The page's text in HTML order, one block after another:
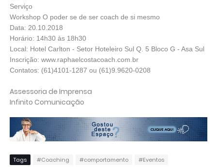
Serviço
Workshop O poder se de ser coach de si mesmo
Data: 20.10.2018
Horário: 14h30 às 18h30
Local: Hotel Carlton - Setor Hoteleiro Sul Q. 5 Bloco G - Asa Sul
Inscrição: www.raphaelcostacoach.com.br
Contatos: (61)4101-1287 ou (61)9.9620-0208
Assessoria de Imprensa
Infinito Comunicação
Tags #Coaching #comportamento #Eventos